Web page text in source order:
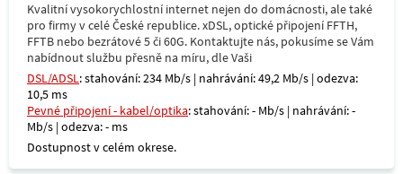
Kvalitní vysokorychlostní internet nejen do domácnosti, ale také
pro firmy v celé České republice. xDSL, optické připojení FFTH,
FFTB nebo bezrátové 5 či 60G. Kontaktujte nás, pokusíme se Vám
nabídnout službu přesně na míru, dle Vaši
DSL/ADSL: stahování: 234 Mb/s | nahrávání: 49,2 Mb/s | odezva:
10,5 ms
Pevné připojení - kabel/optika: stahování: - Mb/s | nahrávání: -
Mb/s | odezva: - ms
Dostupnost v celém okrese.